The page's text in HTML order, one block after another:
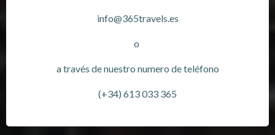
info@365travels.es
o
a través de nuestro numero de teléfono
(+34) 613 033 365